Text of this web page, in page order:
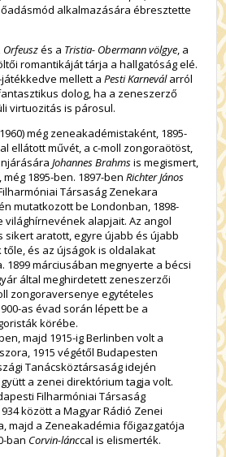
alkalmazására ébresztette
Orfeuszés a Tristia- Obermann völgye, a
romantikáját tárja a hallgatóság elé.
játékkedve mellett aPesti Karneválarról
dolog, ha a zeneszerző
virtuozitás is párosul.
még zeneakadémistaként, 1895-
ellátott művét, a c-moll zongoraötöst,
Johannes Brahmsis megismert,
1895-ben. 1897-benRichter János
Társaság Zenekara
mutatkozott be Londonban, 1898-
világhírnevének alapjait. Az angol
aratott, egyre újabb és újabb
és az újságok is oldalakat
1899 márciusában megnyerte a bécsi
által meghirdetett zeneszerzői
zongoraversenye egytételes
as évad során lépett be a
körébe.
majd 1915-ig Berlinben volt a
1915 végétől Budapesten
Tanácsköztársaság idején
a zenei direktórium tagja volt.
Filharmóniai Társaság
között a Magyar Rádió Zenei
majd a Zeneakadémia főigazgatója
ban Corvin-lánccal is elismerték.